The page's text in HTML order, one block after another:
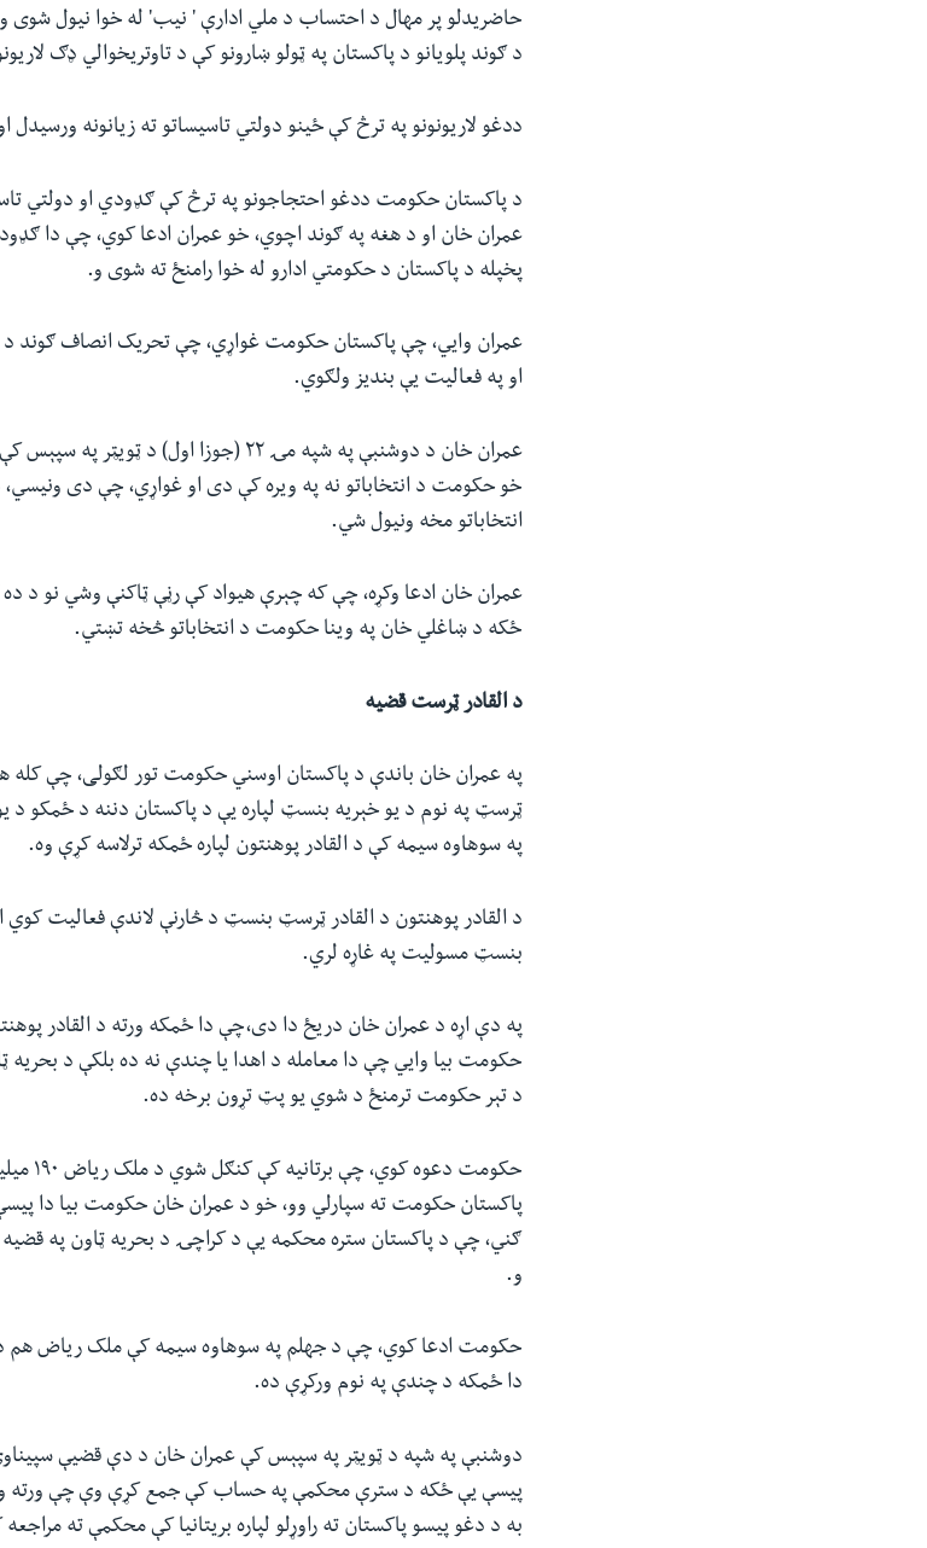
حاضریدلو پر مهال د احتساب د ملي ادارې ' نیب' له خوا نیول شوی
د ګوند پلویانو د پاکستان په ټولو ښارونو کې د تاوتریخوالي ډګ
ددغو لاریونونو په ترڅ کې ځینو دولتي تاسیساتو ته زیانونه ورسیدل
د پاکستان حکومت ددغو احتجاجونو په ترڅ کې ګډودي او دولتي
عمران خان او د هغه په ګوند اچوي، خو عمران ادعا کوي، چې دا
پخپله د پاکستان د حکومتي ادارو له خوا رامنځ ته شوی و.
عمران وايي، چې پاکستان حکومت غواړي، چې تحریک انصاف ګوند د
او په فعالیت یې بندیز ولګوي.
عمران خان د دوشنبې په شپه مۍ ۲۲ (جوزا
خو حکومت د انتخاباتو نه په ویره کې دی او غواړي، چې دی
انتخاباتو مخه ونیول شي.
عمران خان ادعا وکړه، چې که چېرې هیواد کې رڼې ټاکنې وشي نو د ده
ځکه د ښاغلي خان په وینا حکومت د انتخاباتو څخه تښتي.
د القادر ټرست قضیه
په عمران خان باندې د پاکستان اوسني حکومت تور لګولی، چې کله
ټرسټ په نوم د یو خېریه بنسټ لپاره یې د پاکستان دننه د ځمکو د
په سوهاوه سیمه کې د القادر پوهنتون لپاره ځمکه ترلاسه کړې وه.
د القادر پوهنتون د القادر ټرسټ بنسټ د څارنې لاندې فعالیت
بنسټ مسولیت په غاړه لري.
په دې اړه د عمران خان دریځ دا دی،چې دا ځمکه ورته د القادر
حکومت بیا وایي چې دا معامله د اهدا یا چندې نه ده بلکې د
د تېر حکومت ترمنځ د شوي یو پټ تړون برخه ده.
حکومت
پاکستان حکومت ته سپارلي وو، خو د عمران خان حکومت بیا دا
ګني، چې د پاکستان ستره محکمه یې د کراچۍ د بحریه ټاون په
و.
حکومت ادعا کوي، چې د جهلم په سوهاوه سیمه کې ملک ریاض هم
دا ځمکه د چندې په نوم ورکړې ده.
دوشنبې په شپه د ټویټر په سپېس کې عمران خان د دې قضیې سپیناوی
پیسې یې ځکه د سترې محکمې په حساب کې جمع کړې وې چې ورته
به د دغو پیسو پاکستان ته راوړلو لپاره بریتانیا کې محکمې ته